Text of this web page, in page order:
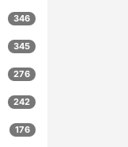
346
345
276
242
176